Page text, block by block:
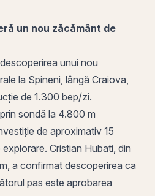
un nou zăcământ de
unui nou
la Spineni, lângă Craiova,
de 1.300 bep/zi.
prin sondă la 4.800 m
de aproximativ 15
explorare. Cristian Hubati, din
a confirmat descoperirea ca
pas este aprobarea